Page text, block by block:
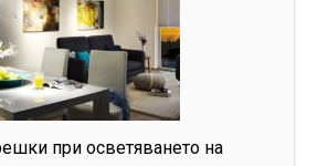
при осветяването на